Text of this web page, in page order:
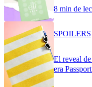
8 min de
SPOILERS
El reveal
era